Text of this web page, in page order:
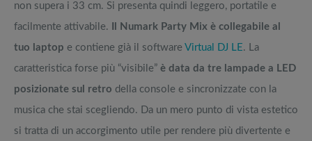
non supera i 33 cm. Si presenta quindi leggero, portatile e
facilmente attivabile. Il Numark Party Mix è collegabile al
tuo laptop e contiene già il software Virtual DJ LE. La
caratteristica forse più “visibile” è data da tre lampade a LED
posizionate sul retro della console e sincronizzate con la
musica che stai scegliendo. Da un mero punto di vista estetico
si tratta di un accorgimento utile per rendere più divertente e